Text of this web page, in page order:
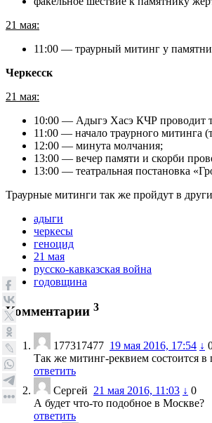
21 мая:
11:00 — траурный митинг у
Черкесск
21 мая:
10:00 — Адыгэ Хасэ КЧР проводит
11:00 — начало траурного митинга
12:00 — минута молчания;
13:00 — вечер памяти и скорби
13:00 — театральная постановка
Траурные митинги так же пройдут в
адыги
черкесы
геноцид
21 мая
русско-кавказская война
годовщина
Комментарии 3
177317477 19 мая 2016, 17:54 ↓
Так же митинг-реквием состоится
ответить
Сергей 21 мая 2016, 11:03 ↓ 0
А будет что-то подобное в Москве?
ответить